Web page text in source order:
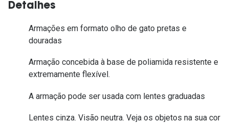
Detalhes
Armações em formato olho de gato pretas e
douradas
Armação concebida à base de poliamida resistente e
extremamente flexível.
A armação pode ser usada com lentes graduadas
Lentes cinza. Visão neutra. Veja os objetos na sua cor